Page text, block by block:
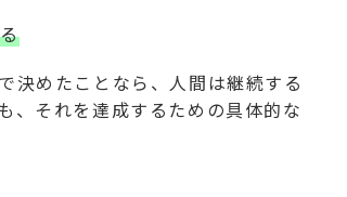
決めたことなら、人間は継続する
、それを達成するための具体的な